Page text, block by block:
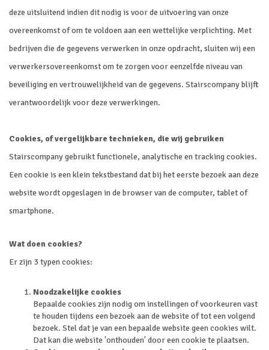
deze uitsluitend indien dit nodig is voor de uitvoering van onze
overeenkomst of om te voldoen aan een wettelijke verplichting. Met
bedrijven die de gegevens verwerken in onze opdracht, sluiten wij een
verwerkersovereenkomst om te zorgen voor eenzelfde niveau van
beveiliging en vertrouwelijkheid van de gegevens. Stairscompany blijft
verantwoordelijk voor deze verwerkingen.
Cookies, of vergelijkbare technieken, die wij gebruiken
Stairscompany gebruikt functionele, analytische en tracking cookies.
Een cookie is een klein tekstbestand dat bij het eerste bezoek aan deze
website wordt opgeslagen in de browser van de computer, tablet of
smartphone.
Wat doen cookies?
Er zijn 3 typen cookies:
Noodzakelijke cookies
Bepaalde cookies zijn nodig om instellingen of voorkeuren vast
te houden tijdens een bezoek aan de website of tot een volgend
bezoek. Stel dat je van een bepaalde website geen cookies wilt.
Dat kan die website 'onthouden' door een cookie te plaatsen.